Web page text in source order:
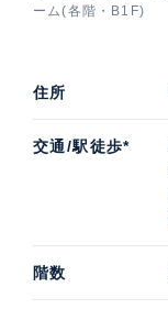
ーム(各階・B1F)
住所
交通/駅徒歩*
階数